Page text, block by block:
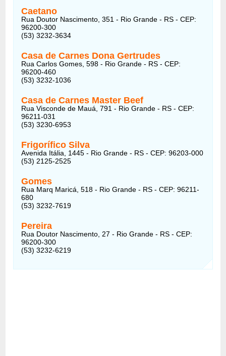
Caetano
Rua Doutor Nascimento, 351 - Rio Grande - RS - CEP:
96200-300
(53) 3232-3634
Casa de Carnes Dona Gertrudes
Rua Carlos Gomes, 598 - Rio Grande - RS - CEP:
96200-460
(53) 3232-1036
Casa de Carnes Master Beef
Rua Visconde de Mauá, 791 - Rio Grande - RS - CEP:
96211-031
(53) 3230-6953
Frigorífico Silva
Avenida Itália, 1445 - Rio Grande - RS - CEP: 96203-000
(53) 2125-2525
Gomes
Rua Marq Maricá, 518 - Rio Grande - RS - CEP: 96211-
680
(53) 3232-7619
Pereira
Rua Doutor Nascimento, 27 - Rio Grande - RS - CEP:
96200-300
(53) 3232-6219